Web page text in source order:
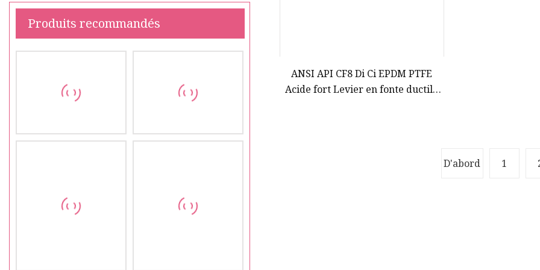
Produits recommandés
ANSI API CF8 Di Ci EPDM PTFE
Acide fort Levier en fonte ductile
D'abord 1